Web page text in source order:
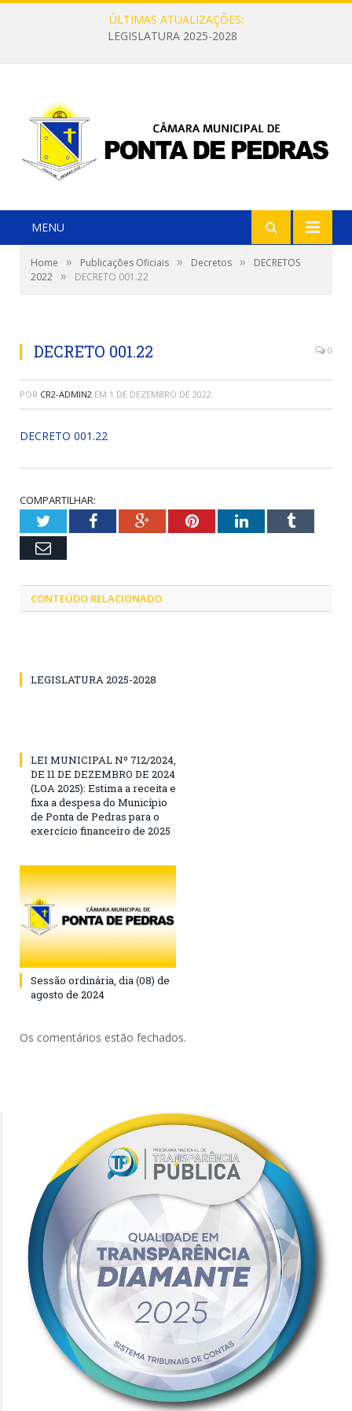
ÚLTIMAS ATUALIZAÇÕES:
LEGISLATURA 2025-2028
MENU
Home » Publicações Oficiais » Decretos »
DECRETOS
2022 » DECRETO 001.22
DECRETO 001.22 0
POR CR2-ADMIN2 EM 1 DE DEZEMBRO DE 2022
DECRETO 001.22
COMPARTILHAR:
TwitterFacebookGoogle+PinterestLinkedInTumblr
Email
CONTEÚDO RELACIONADO
LEGISLATURA 2025-2028
LEI MUNICIPAL Nº 712/2024,
DE 11 DE DEZEMBRO DE 2024
(LOA 2025): Estima a receita e
fixa a despesa do Município
de Ponta de Pedras para o
exercício financeiro de 2025
Sessão ordinária, dia (08) de
agosto de 2024
Os comentários estão fechados.